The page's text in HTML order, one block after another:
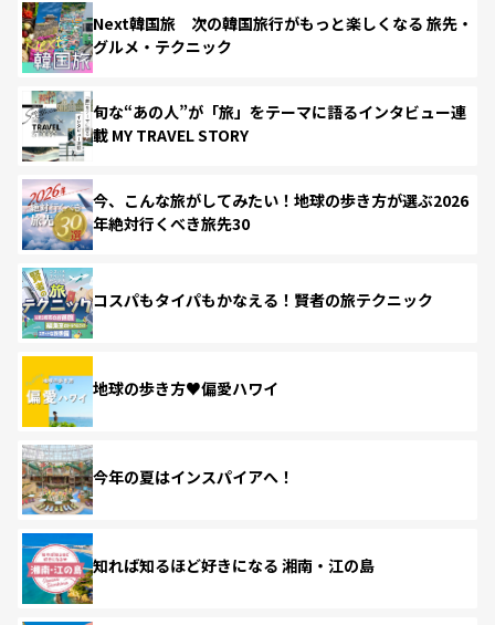
Next韓国旅 次の韓国旅行がもっと楽しくなる 旅先・
グルメ・テクニック
旬な“あの人”が「旅」をテーマに語るインタビュー連
載 MY TRAVEL STORY
今、こんな旅がしてみたい！地球の歩き方が選ぶ2026
年絶対行くべき旅先30
コスパもタイパもかなえる！賢者の旅テクニック
地球の歩き方♥偏愛ハワイ
今年の夏はインスパイアへ！
知れば知るほど好きになる 湘南・江の島